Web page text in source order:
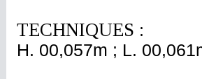
TECHNIQUES :
H. 00,057m ; L.